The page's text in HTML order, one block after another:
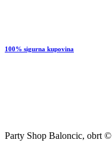
100% sigurna kupovina
Party Shop Baloncic, obrt ©